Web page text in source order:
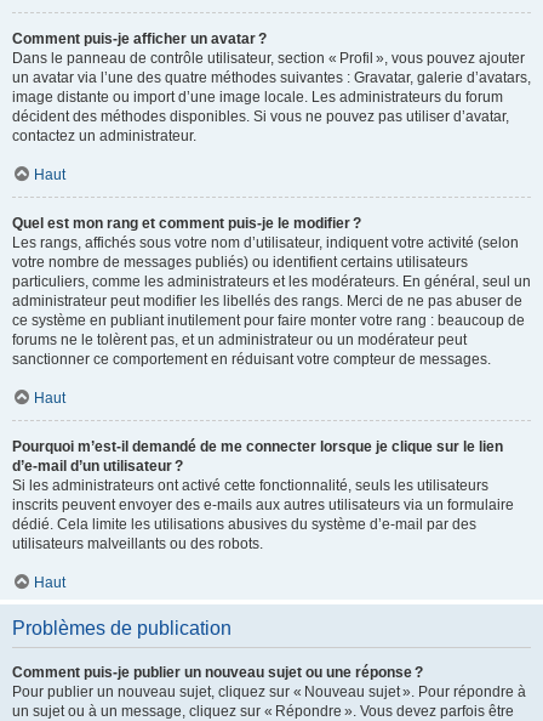
Comment puis-je afficher un avatar ?
Dans le panneau de contrôle utilisateur, section « Profil », vous pouvez ajouter
un avatar via l’une des quatre méthodes suivantes : Gravatar, galerie d’avatars,
image distante ou import d’une image locale. Les administrateurs du forum
décident des méthodes disponibles. Si vous ne pouvez pas utiliser d’avatar,
contactez un administrateur.
Haut
Quel est mon rang et comment puis-je le modifier ?
Les rangs, affichés sous votre nom d’utilisateur, indiquent votre activité (selon
votre nombre de messages publiés) ou identifient certains utilisateurs
particuliers, comme les administrateurs et les modérateurs. En général, seul un
administrateur peut modifier les libellés des rangs. Merci de ne pas abuser de
ce système en publiant inutilement pour faire monter votre rang : beaucoup de
forums ne le tolèrent pas, et un administrateur ou un modérateur peut
sanctionner ce comportement en réduisant votre compteur de messages.
Haut
Pourquoi m’est-il demandé de me connecter lorsque je clique sur le lien
d’e-mail d’un utilisateur ?
Si les administrateurs ont activé cette fonctionnalité, seuls les utilisateurs
inscrits peuvent envoyer des e-mails aux autres utilisateurs via un formulaire
dédié. Cela limite les utilisations abusives du système d’e-mail par des
utilisateurs malveillants ou des robots.
Haut
Problèmes de publication
Comment puis-je publier un nouveau sujet ou une réponse ?
Pour publier un nouveau sujet, cliquez sur « Nouveau sujet ». Pour répondre à
un sujet ou à un message, cliquez sur « Répondre ». Vous devez parfois être